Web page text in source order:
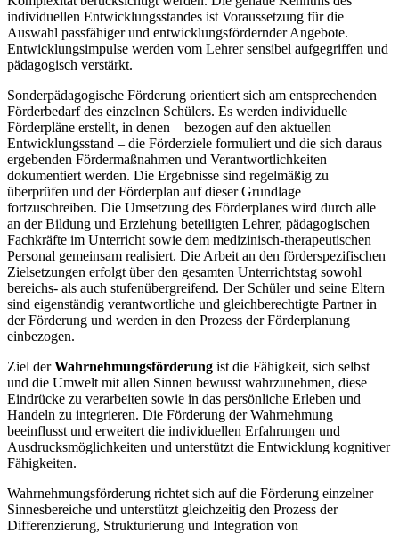
individuellen Entwicklungsstandes ist Voraussetzung für die
Auswahl passfähiger und entwicklungsfördernder Angebote.
Entwicklungsimpulse werden vom Lehrer sensibel aufgegriffen und
pädagogisch verstärkt.
Sonderpädagogische Förderung orientiert sich am entsprechenden
Förderbedarf des einzelnen Schülers. Es werden individuelle
Förderpläne erstellt, in denen – bezogen auf den aktuellen
Entwicklungsstand – die Förderziele formuliert und die sich daraus
ergebenden Fördermaßnahmen und Verantwortlichkeiten
dokumentiert werden. Die Ergebnisse sind regelmäßig zu
überprüfen und der Förderplan auf dieser Grundlage
fortzuschreiben. Die Umsetzung des Förderplanes wird durch alle
an der Bildung und Erziehung beteiligten Lehrer, pädagogischen
Fachkräfte im Unterricht sowie dem medizinisch-therapeutischen
Personal gemeinsam realisiert. Die Arbeit an den förderspezifischen
Zielsetzungen erfolgt über den gesamten Unterrichtstag sowohl
bereichs- als auch stufenübergreifend. Der Schüler und seine Eltern
sind eigenständig verantwortliche und gleichberechtigte Partner in
der Förderung und werden in den Prozess der Förderplanung
einbezogen.
Ziel derWahrnehmungsförderung ist die Fähigkeit, sich selbst
und die Umwelt mit allen Sinnen bewusst wahrzunehmen, diese
Eindrücke zu verarbeiten sowie in das persönliche Erleben und
Handeln zu integrieren. Die Förderung der Wahrnehmung
beeinflusst und erweitert die individuellen Erfahrungen und
Ausdrucksmöglichkeiten und unterstützt die Entwicklung kognitiver
Fähigkeiten.
Wahrnehmungsförderung richtet sich auf die Förderung einzelner
Sinnesbereiche und unterstützt gleichzeitig den Prozess der
Differenzierung, Strukturierung und Integration von